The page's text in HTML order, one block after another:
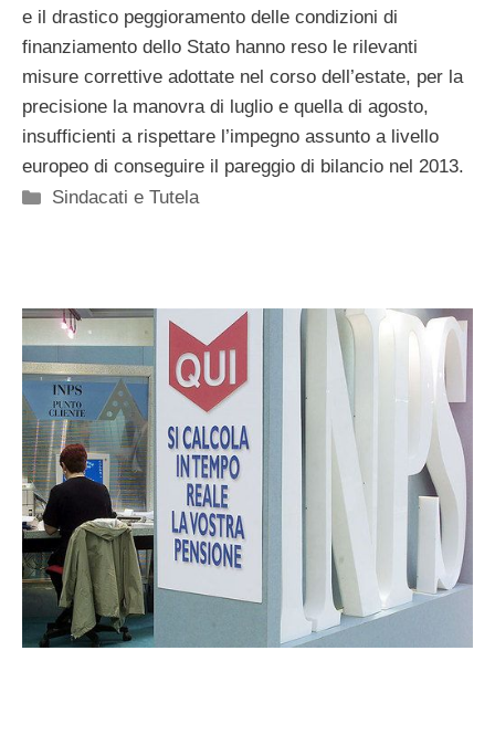
e il drastico peggioramento delle condizioni di
finanziamento dello Stato hanno reso le rilevanti
misure correttive adottate nel corso dell’estate, per la
precisione la manovra di luglio e quella di agosto,
insufficienti a rispettare l’impegno assunto a livello
europeo di conseguire il pareggio di bilancio nel 2013.
Categorie
Sindacati e Tutela